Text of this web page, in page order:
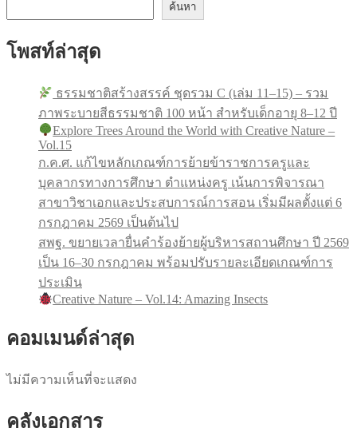
ค้นหา
โพสท์ล่าสุด
ธรรมชาติสร้างสรรค์ ชุดรวม C (เล่ม 11–15) – รวม
ภาพระบายสีธรรมชาติ 100 หน้า สำหรับเด็กอายุ 8–12 ปี
Explore Trees Around the World with Creative Nature –
Vol.15
ก.ค.ศ. แก้ไขหลักเกณฑ์การย้ายข้าราชการครูและ
บุคลากรทางการศึกษา ตำแหน่งครู เน้นการพิจารณา
สาขาวิชาเอกและประสบการณ์การสอน เริ่มมีผลตั้งแต่ 6
กรกฎาคม 2569 เป็นต้นไป
สพฐ. ขยายเวลายื่นคำร้องย้ายผู้บริหารสถานศึกษา ปี 2569
เป็น 16–30 กรกฎาคม พร้อมปรับรายละเอียดเกณฑ์การ
ประเมิน
Creative Nature – Vol.14: Amazing Insects
คอมเมนด์ล่าสุด
ไม่มีความเห็นที่จะแสดง
คลังเอกสาร